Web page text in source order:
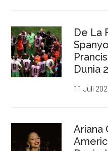
De La
Dunia
11 Juli
Ariana